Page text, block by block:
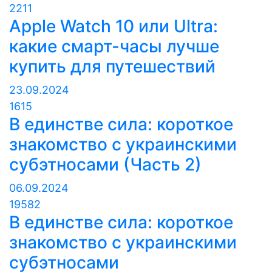
2211
Apple Watch 10 или Ultra:
какие смарт-часы лучше
купить для путешествий
23.09.2024
1615
В единстве сила: короткое
знакомство с украинскими
субэтносами (Часть 2)
06.09.2024
19582
В единстве сила: короткое
знакомство с украинскими
субэтносами